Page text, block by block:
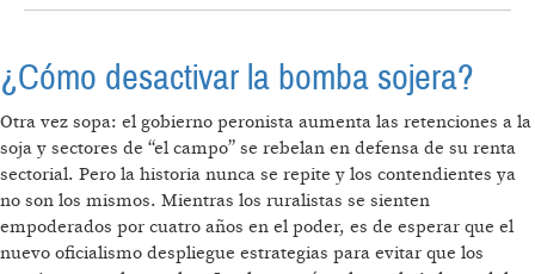
COMPLEJO AGROEXPORTADOR
¿Cómo desactivar la bomba sojera?
Otra vez sopa: el gobierno peronista aumenta las retenciones a la
soja y sectores de “el campo” se rebelan en defensa de su renta
sectorial. Pero la historia nunca se repite y los contendientes ya
no son los mismos. Mientras los ruralistas se sienten
empoderados por cuatro años en el poder, es de esperar que el
nuevo oficialismo despliegue estrategias para evitar que los